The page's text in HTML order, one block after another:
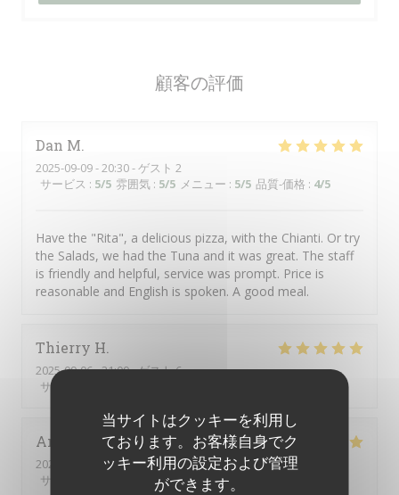
当サイトはクッキーを利用し
ております。お客様自身でク
ッキー利用の設定および管理
ができます。
顧客の評価
Dan M
2025-09-09- 20:30 - ゲスト 2
サービス : 5/5 雰囲気 : 5/5 メニュー : 5/5 品質-価格 : 4/5
Have the "Rita", a delicious pizza, with the Chianti. Or try
the Salads, we had the Tuna and it was great. The staff
is friendly and helpful, service was prompt. Price is
reasonable and English is spoken. A good meal.
Thierry H
2025-09-06- 21:00 - ゲスト 6
サービス
Amine
2025-09-06
- 22:00 - ゲスト 2
サービス
:4/5 メニュー: